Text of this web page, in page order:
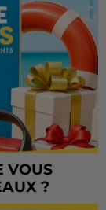
VOUS
?